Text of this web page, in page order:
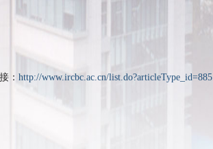
： http://www.ircbc.ac.cn/list.do?articleType_id=885